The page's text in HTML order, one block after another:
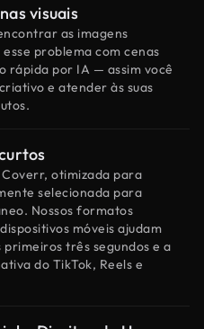
visuais
as imagens
problema com cenas
rápida por IA — assim você
e atender às suas
otimizada para
selecionada para
Nossos formatos
móveis ajudam
três segundos e a
do TikTok, Reels e